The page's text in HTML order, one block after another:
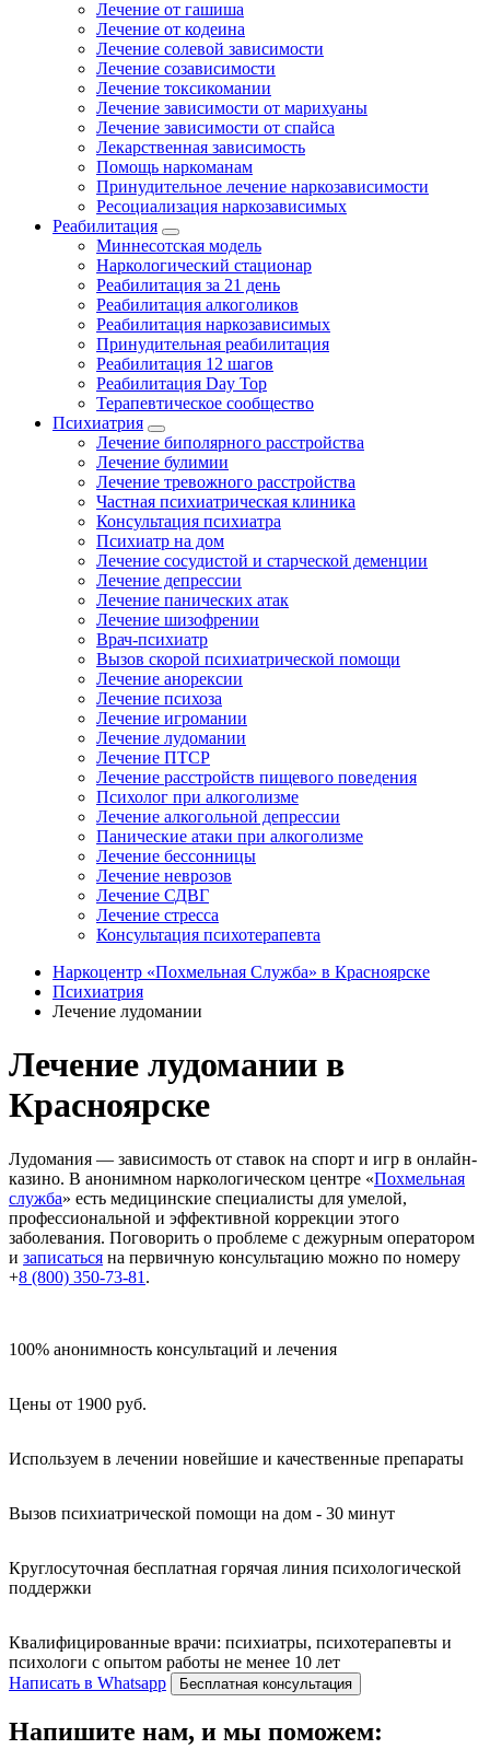
Лечение от гашиша
Лечение от кодеина
Лечение солевой зависимости
Лечение созависимости
Лечение токсикомании
Лечение зависимости от марихуаны
Лечение зависимости от спайса
Лекарственная зависимость
Помощь наркоманам
Принудительное лечение наркозависимости
Ресоциализация наркозависимых
Реабилитация
Миннесотская модель
Наркологический стационар
Реабилитация за 21 день
Реабилитация алкоголиков
Реабилитация наркозависимых
Принудительная реабилитация
Реабилитация 12 шагов
Реабилитация Day Top
Терапевтическое сообщество
Психиатрия
Лечение биполярного расстройства
Лечение булимии
Лечение тревожного расстройства
Частная психиатрическая клиника
Консультация психиатра
Психиатр на дом
Лечение сосудистой и старческой деменции
Лечение депрессии
Лечение панических атак
Лечение шизофрении
Врач-психиатр
Вызов скорой психиатрической помощи
Лечение анорексии
Лечение психоза
Лечение игромании
Лечение лудомании
Лечение ПТСР
Лечение расстройств пищевого поведения
Психолог при алкоголизме
Лечение алкогольной депрессии
Панические атаки при алкоголизме
Лечение бессонницы
Лечение неврозов
Лечение СДВГ
Лечение стресса
Консультация психотерапевта
Наркоцентр «Похмельная Служба» в Красноярске
Психиатрия
Лечение лудомании
Лечение лудомании в
Красноярске
Лудомания — зависимость от ставок на спорт и игр в онлайн-
казино. В анонимном наркологическом центре «Похмельная
служба» есть медицинские специалисты для умелой,
профессиональной и эффективной коррекции этого
заболевания. Поговорить о проблеме с дежурным оператором
и записаться на первичную консультацию можно по номеру
+8 (800) 350-73-81 .
100% анонимность консультаций и лечения
Цены от 1900 руб.
Используем в лечении новейшие и качественные препараты
Вызов психиатрической помощи на дом - 30 минут
Круглосуточная бесплатная горячая линия психологической
поддержки
Квалифицированные врачи: психиатры, психотерапевты и
психологи с опытом работы не менее 10 лет
Написать в Whatsapp
Бесплатная консультация
Напишите нам, и мы поможем: